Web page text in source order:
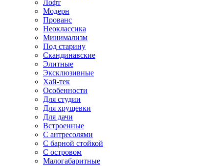
Лофт
Модерн
Прованс
Неоклассика
Минимализм
Под старину
Скандинавские
Элитные
Эксклюзивные
Хай-тек
Особенности
Для студии
Для хрущевки
Для дачи
Встроенные
С антресолями
С барной стойкой
С островом
Малогабаритные